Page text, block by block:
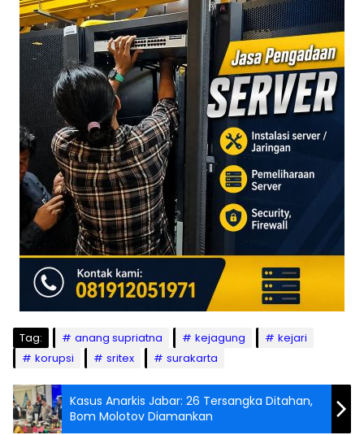
Tag: anang supriatna kejagung
kejari
korupsi
sritex surakarta
Kasus Anarkis Jabar: 26 Tersangka Ditahan,
Bom Molotov Diamankan